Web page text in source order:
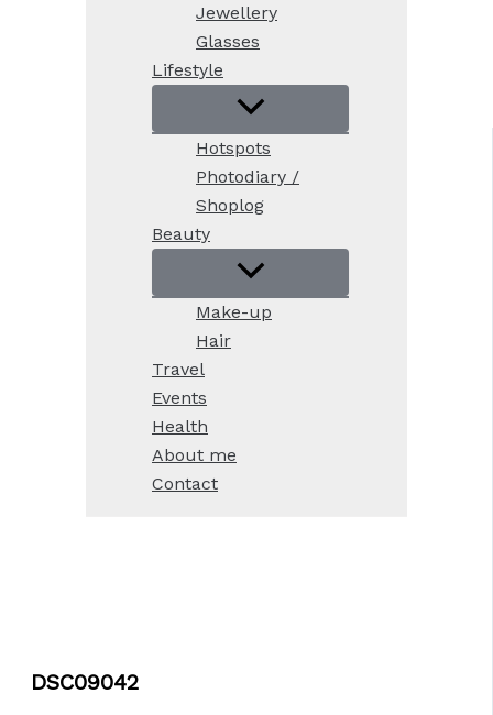
Jewellery
Glasses
Lifestyle
Hotspots
Photodiary /
Shoplog
Beauty
Make-up
Hair
Travel
Events
Health
About me
Contact
DSC09042